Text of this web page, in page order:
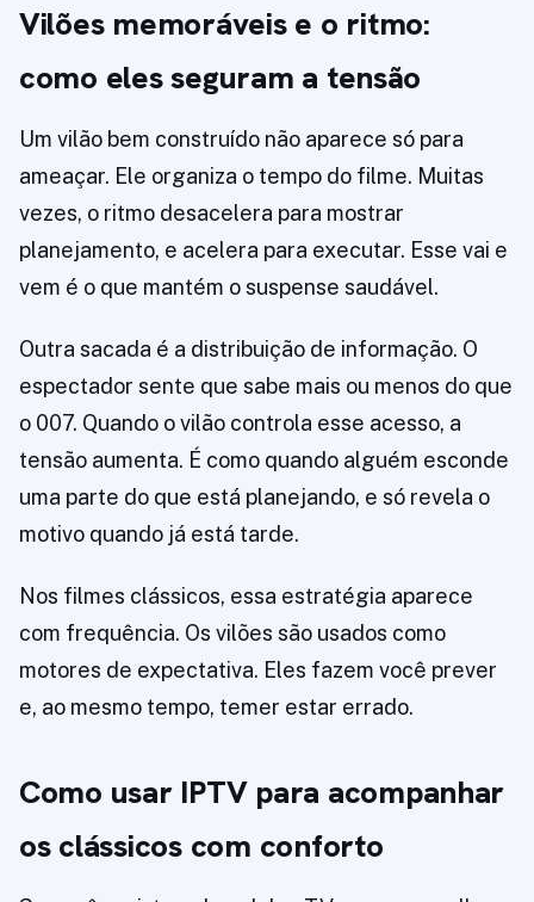
Vilões memoráveis e o ritmo:
como eles seguram a tensão
Um vilão bem construído não aparece só para
ameaçar. Ele organiza o tempo do filme. Muitas
vezes, o ritmo desacelera para mostrar
planejamento, e acelera para executar. Esse vai e
vem é o que mantém o suspense saudável.
Outra sacada é a distribuição de informação. O
espectador sente que sabe mais ou menos do que
o 007. Quando o vilão controla esse acesso, a
tensão aumenta. É como quando alguém esconde
uma parte do que está planejando, e só revela o
motivo quando já está tarde.
Nos filmes clássicos, essa estratégia aparece
com frequência. Os vilões são usados como
motores de expectativa. Eles fazem você prever
e, ao mesmo tempo, temer estar errado.
Como usar IPTV para acompanhar
os clássicos com conforto